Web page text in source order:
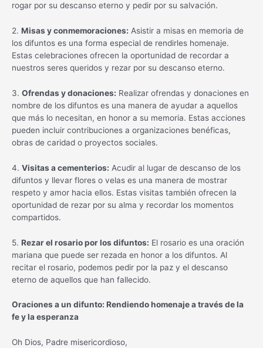
rogar por su descanso eterno y pedir por su salvación.
2. Misas y conmemoraciones: Asistir a misas en memoria de
los difuntos es una forma especial de rendirles homenaje.
Estas celebraciones ofrecen la oportunidad de recordar a
nuestros seres queridos y rezar por su descanso eterno.
3. Ofrendas y donaciones: Realizar ofrendas y donaciones en
nombre de los difuntos es una manera de ayudar a aquellos
que más lo necesitan, en honor a su memoria. Estas acciones
pueden incluir contribuciones a organizaciones benéficas,
obras de caridad o proyectos sociales.
4. Visitas a cementerios: Acudir al lugar de descanso de los
difuntos y llevar flores o velas es una manera de mostrar
respeto y amor hacia ellos. Estas visitas también ofrecen la
oportunidad de rezar por su alma y recordar los momentos
compartidos.
5. Rezar el rosario por los difuntos: El rosario es una oración
mariana que puede ser rezada en honor a los difuntos. Al
recitar el rosario, podemos pedir por la paz y el descanso
eterno de aquellos que han fallecido.
Oraciones a un difunto: Rendiendo homenaje a través de la
fe y la esperanza
Oh Dios, Padre misericordioso,